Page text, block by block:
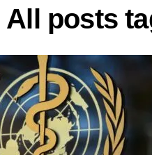
All posts
POPULAR VIDEOS
BEM-ESTAR 7 months ago
Métodos de respiração para
ajudar a dormir